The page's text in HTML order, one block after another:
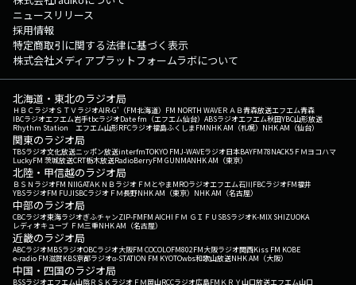
ニュースリリース
採用情報
特定商取引に関する法律に基づく表示
株式会社メディアプラットフォームラボについて
北海道・東北のラジオ局
ＨＢＣラジオＳＴＶラジオAIR-G'（FM北海道） FM NORTH WAVEＲＡＢ青森放送エフエム青森
IBCラジオエフエム岩手tbcラジオDate fm（エフエム仙台） ABSラジオエフエム秋田YBC山形放送
Rhythm Station エフエム山形RFCラジオ福島ふくしまFMNHK AM（札幌） NHK AM（仙台）
関東のラジオ局
TBSラジオ文化放送ニッポン放送interfmTOKYO FMJ-WAVEラジオ日本BAYFM78NACK5 ＦＭヨコハマ
LuckyFM 茨城放送CRT栃木放送RadioBerryFM GUNMANHK AM（東京）
北陸・甲信越のラジオ局
ＢＳＮラジオFM NIIGATAＫＮＢラジオ ＦＭとやまMROラジオエフエム石川FBCラジオFM福井
YBSラジオFM FUJISBCラジオ ＦＭ長野NHK AM（東京） NHK AM（名古屋）
中部のラジオ局
CBCラジオ東海ラジオぎふチャンZIP-FMFM AICHI ＦＭ ＧＩＦＵ SBSラジオK-MIX SHIZUOKA
レディオキューブ ＦＭ三重NHK AM（名古屋）
近畿のラジオ局
ABCラジオMBSラジオOBCラジオ大阪FM COCOLOFM802FM大阪ラジオ関西Kiss FM KOBE
e-radio FM滋賀KBS京都ラジオα-STATION FM KYOTOwbs和歌山放送NHK AM（大阪）
中国・四国のラジオ局
BSSラジオエフエム山陰ＲＳＫラジオ ＦＭ岡山RCCラジオ広島FM ＫＲＹ山口放送エフエム山口